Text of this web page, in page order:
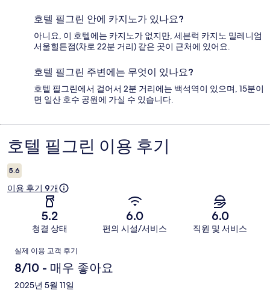
호텔 필그린 안에 카지노가 있나요?
아니요, 이 호텔에는 카지노가 없지만, 세븐럭 카지노 밀레니엄
서울힐튼점(차로 22분 거리) 같은 곳이 근처에 있어요.
호텔 필그린 주변에는 무엇이 있나요?
호텔 필그린에서 걸어서 2분 거리에는 백석역이 있으며, 15분이
면 일산 호수 공원에 가실 수 있습니다.
이
용
후
호텔 필그린 이용 후기
5.6
이용 후기 9개
5.2
청결 상태
6.0
편의 시설/서비스
6.0
직원 및 서비스
이
용
후
실제 이용 고객 후기
8/10 - 매우 좋아요
2025년 5월 11일